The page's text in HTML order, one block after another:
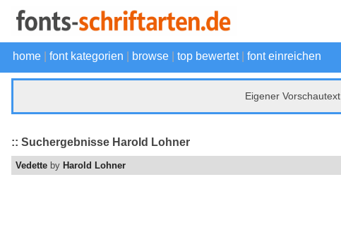
home font kategorien browse top bewertet| font einreichen
Eigener Vorschautext
:: Suchergebnisse Harold Lohner
Vedette by Harold Lohner